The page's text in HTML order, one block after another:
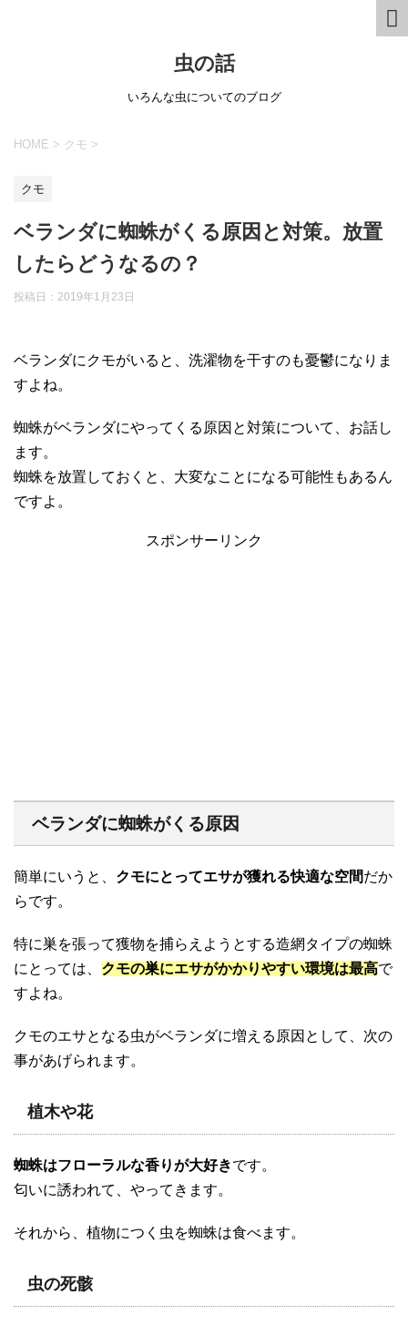
虫の話
いろんな虫についてのブログ
HOME > クモ >
クモ
ベランダに蜘蛛がくる原因と対策。放置
したらどうなるの？
投稿日： 2019年1月23日
ベランダにクモがいると、洗濯物を干すのも憂鬱になりま
すよね。
蜘蛛がベランダにやってくる原因と対策について、お話し
ます。
蜘蛛を放置しておくと、大変なことになる可能性もあるん
ですよ。
スポンサーリンク
ベランダに蜘蛛がくる原因
簡単にいうと、 クモにとってエサが獲れる快適な空間だか
らです。
特に巣を張って獲物を捕らえようとする造網タイプの蜘蛛
にとっては、 クモの巣にエサがかかりやすい環境は最高で
すよね。
クモのエサとなる虫がベランダに増える原因として、次の
事があげられます。
植木や花
蜘蛛はフローラルな香りが大好きです。
匂いに誘われて、やってきます。
それから、植物につく虫を蜘蛛は食べます。
虫の死骸